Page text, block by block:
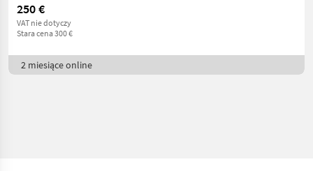
250 €
VAT nie dotyczy
Stara cena 300 €
2 miesiące online